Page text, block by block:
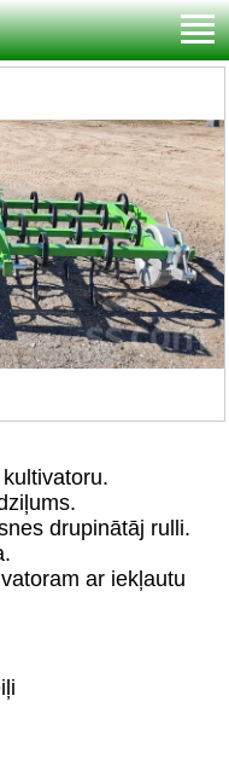
drupinātāj rulli.
ar iekļautu